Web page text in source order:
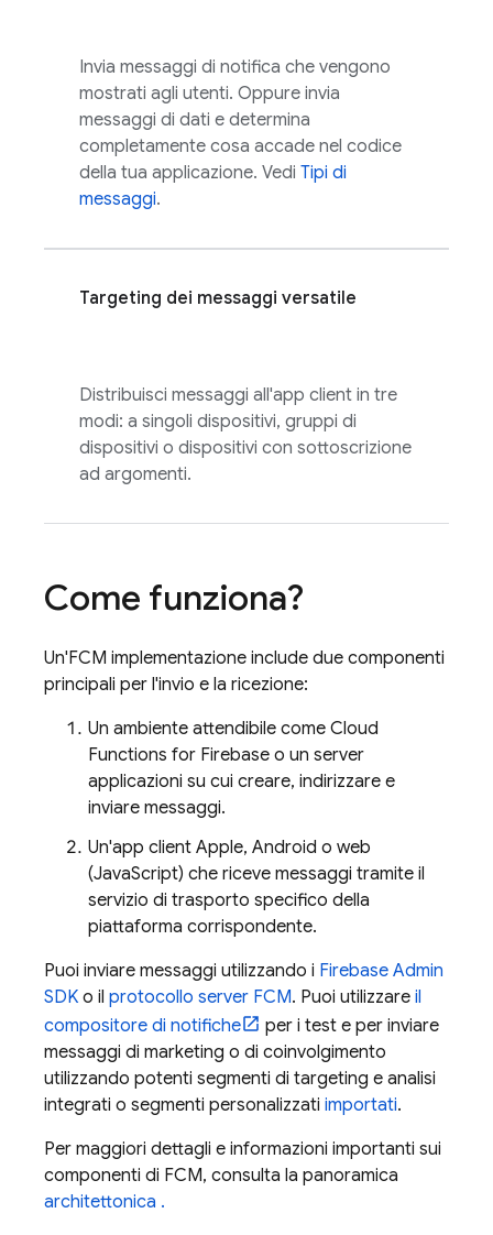
Invia messaggi di notifica che vengono
mostrati agli utenti. Oppure invia
messaggi di dati e determina
completamente cosa accade nel codice
della tua applicazione. Vedi Tipi di
messaggi.
Targeting dei messaggi versatile
Distribuisci messaggi all'app client in tre
modi: a singoli dispositivi, gruppi di
dispositivi o dispositivi con sottoscrizione
ad argomenti.
Come funziona?
Un'FCM implementazione include due componenti
principali per l'invio e la ricezione:
Un ambiente attendibile come Cloud
Functions for Firebase o un server
applicazioni su cui creare, indirizzare e
inviare messaggi.
Un'app client Apple, Android o web
(JavaScript) che riceve messaggi tramite il
servizio di trasporto specifico della
piattaforma corrispondente.
Puoi inviare messaggi utilizzando i Firebase Admin
SDK o il protocollo server FCM. Puoi utilizzare il
compositore di notifiche
per i test e per inviare
messaggi di marketing o di coinvolgimento
utilizzando potenti segmenti di targeting e analisi
integrati o segmenti personalizzati importati.
Per maggiori dettagli e informazioni importanti sui
componenti di FCM, consulta la panoramica
architettonica .